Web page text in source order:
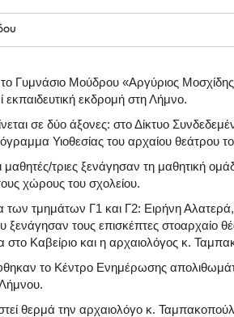
Γυμνάσιο Μούδρου «Αργύριος
εκδρομή στη Λήμνο.
σε δύο άξονες: στο Δίκτυο
Υιοθεσίας του αρχαίου θεάτρου
τριες ξενάγησαν τη μαθητική
χώρους του σχολείου.
των τμημάτων Γ1 και Γ2: Ειρήνη
τους επισκέπτες στοαρχαίο
Καβείριο και η αρχαιολόγος κ.
το Κέντρο Ενημέρωσης
θερμά την αρχαιολόγο κ.